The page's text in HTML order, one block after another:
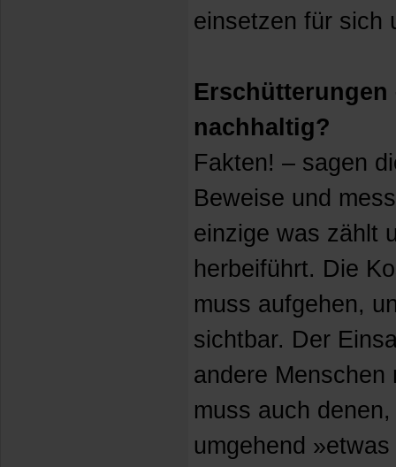
einsetzen für sich
nachhaltig?
Fakten! – sagen
Beweise und
einzige was zählt
herbeiführt. Die
muss aufgehen,
sichtbar. Der
andere
muss auch
umgehend